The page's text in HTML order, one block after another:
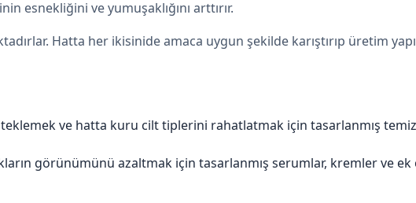
esnekliğini ve yumuşaklığını arttırır.
Hatta her ikisinide amaca uygun şekilde karıştırıp üretim
ve hatta kuru cilt tiplerini rahatlatmak için tasarlanmış
görünümünü azaltmak için tasarlanmış serumlar, kremler ve